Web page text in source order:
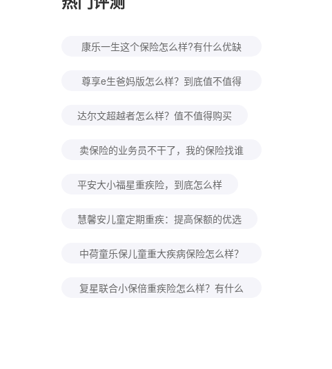
康乐一生这个保险怎么样?有什么优缺
尊享e生爸妈版怎么样？到底值不值得
达尔文超越者怎么样？值不值得购买
卖保险的业务员不干了，我的保险找谁
平安大小福星重疾险，到底怎么样
慧馨安儿童定期重疾：提高保额的优选
中荷童乐保儿童重大疾病保险怎么样？
复星联合小保倍重疾险怎么样？有什么